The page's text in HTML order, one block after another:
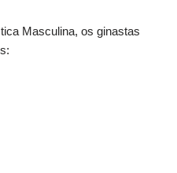
Masculina, os ginastas